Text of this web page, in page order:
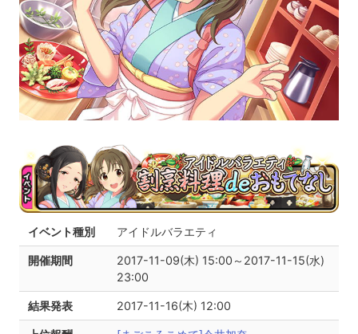
イベント種別 アイドルバラエティ
開催期間
2017-11-09(木) 15:00～2017-11-15(水)
23:00
結果発表 2017-11-16(木) 12:00